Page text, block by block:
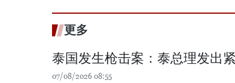
更多
泰国发生枪击案：泰总理发出
07/08/2026 08:55